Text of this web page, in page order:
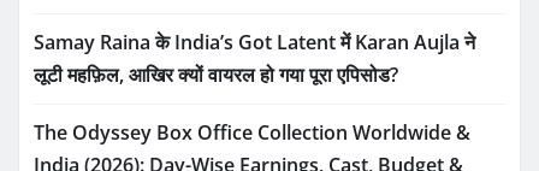
Samay Raina के India’s Got Latent में Karan Aujla ने
लूटी महफ़िल, आखिर क्यों वायरल हो गया पूरा एपिसोड?
The Odyssey Box Office Collection Worldwide &
India (2026): Day-Wise Earnings, Cast, Budget &